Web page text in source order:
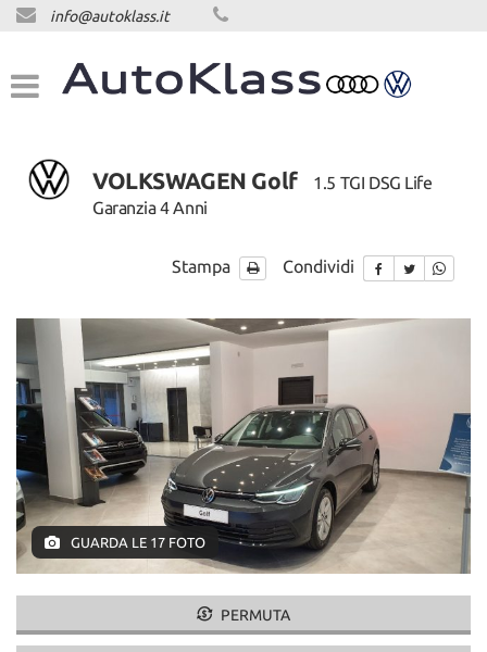
HOME
LISTA VEICOLI
ACQUISTIAMO USATO
NEWS
NEWS
AREA COMMERCIANTI
info@autoklass.it
VOLKSWAGEN Golf
1.5 TGI DSG Life
Garanzia 4 Anni
Stampa Condividi
GUARDA LE 17 FOTO
PERMUTA